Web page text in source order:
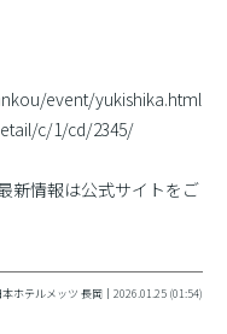
event/yukishika.html
c/1/cd/2345/
新情報は公式サイトをご
ホテルメッツ 長岡｜2026.01.25 (01:54)